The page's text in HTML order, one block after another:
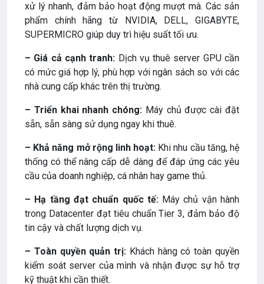
xử lý nhanh, đảm bảo hoạt động mượt mà. Các sản
phẩm chính hãng từ NVIDIA, DELL, GIGABYTE,
SUPERMICRO giúp duy trì hiệu suất tối ưu.
– Giá cả cạnh tranh: Dịch vụ thuê server GPU cần
có mức giá hợp lý, phù hợp với ngân sách so với các
nhà cung cấp khác trên thị trường.
– Triển khai nhanh chóng: Máy chủ được cài đặt
sẵn, sẵn sàng sử dụng ngay khi thuê.
– Khả năng mở rộng linh hoạt: Khi nhu cầu tăng, hệ
thống có thể nâng cấp dễ dàng để đáp ứng các yêu
cầu của doanh nghiệp, cá nhân hay game thủ.
– Hạ tầng đạt chuẩn quốc tế:Máy chủ vận hành
trong Datacenter đạt tiêu chuẩn Tier 3, đảm bảo độ
tin cậy và chất lượng dịch vụ.
– Toàn quyền quản trị: Khách hàng có toàn quyền
kiểm soát server của mình và nhận được sự hỗ trợ
kỹ thuật khi cần thiết.